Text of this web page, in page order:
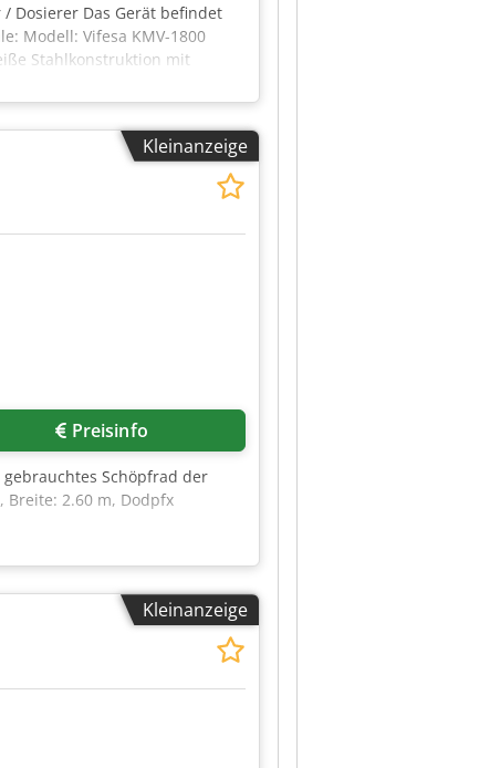
/ Dosierer Das Gerät befindet
Modell: Vifesa KMV-1800
Stahlkonstruktion mit
Ideal zum
Gebraucht, aber sehr
keine Brüche oder
Kleinanzeige
Preisinfo
Schöpfrad der
Breite: 2.60 m, Dodpfx
Kleinanzeige